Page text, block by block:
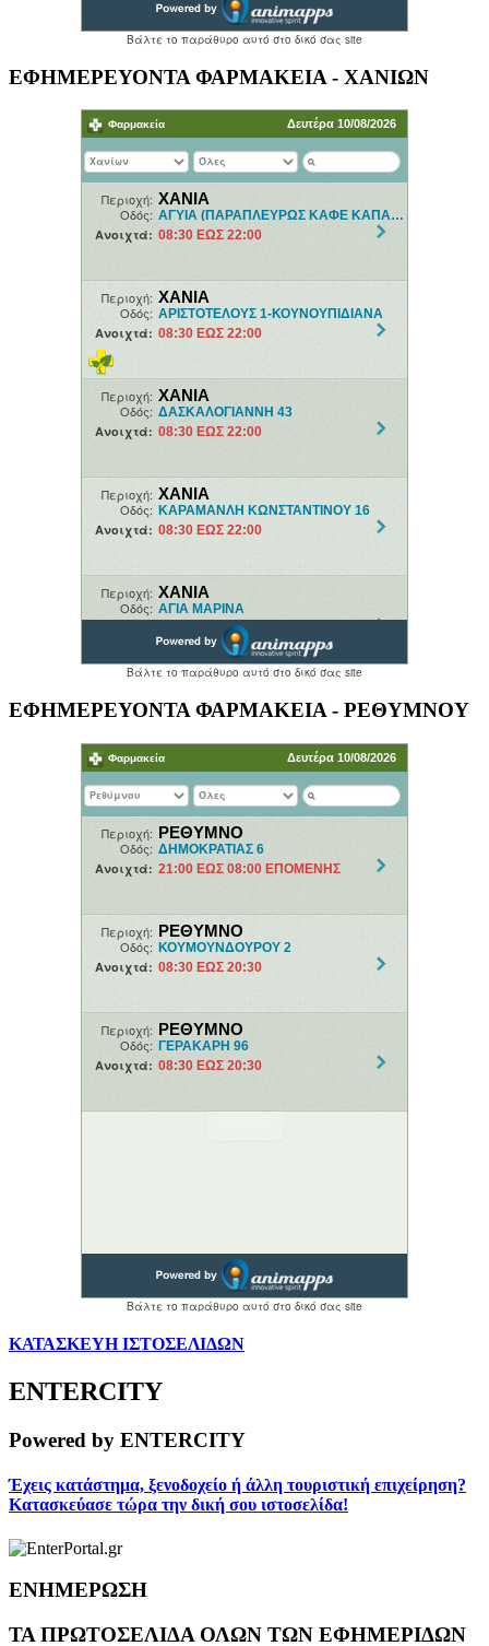
ΕΦΗΜΕΡΕΥΟΝΤΑ ΦΑΡΜΑΚΕΙΑ - ΧΑΝΙΩΝ
ΕΦΗΜΕΡΕΥΟΝΤΑ ΦΑΡΜΑΚΕΙΑ - ΡΕΘΥΜΝΟΥ
ΚΑΤΑΣΚΕΥΗ ΙΣΤΟΣΕΛΙΔΩΝ
ENTERCITY
Powered by ENTERCITY
Έχεις κατάστημα, ξενοδοχείο ή άλλη τουριστική επιχείρηση?
Κατασκεύασε τώρα την δική σου ιστοσελίδα!
ΕΝΗΜΕΡΩΣΗ
ΤΑ ΠΡΩΤΟΣΕΛΙΔΑ ΟΛΩΝ ΤΩΝ ΕΦΗΜΕΡΙΔΩΝ